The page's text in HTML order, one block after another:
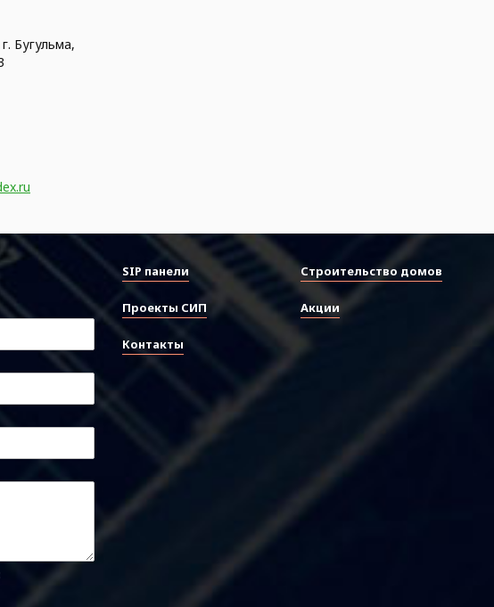
Бугульма,
SIP панели Строительство домов
Проекты СИП Акции
Контакты